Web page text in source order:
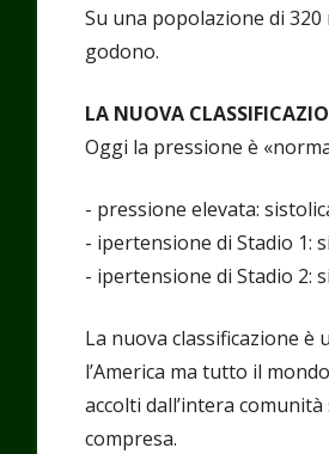
Su una popolazione di
godono.
LA NUOVA
Oggi la pressione è
- pressione elevata:
- ipertensione di Stadio 1:
- ipertensione di Stadio 2:
La nuova classificazione
l’America ma tutto il
accolti dall’intera
compresa.